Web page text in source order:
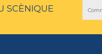
SCÈNIQUE